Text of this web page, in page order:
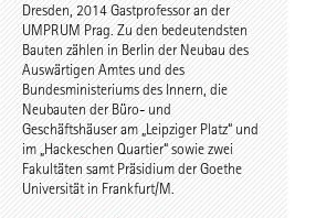
Robert Schmitz
Prof. Dr. Dr. E.h. Dr. h.c.
Werner Sobek
Dresden, 2014 Gastprofessor an der
UMPRUM Prag. Zu den bedeutendsten
Bauten zählen in Berlin der Neubau des
Auswärtigen Amtes und des
Bundesministeriums des Innern, die
Neubauten der Büro- und
Geschäftshäuser am „Leipziger Platz“ und
im „Hackeschen Quartier“ sowie zwei
Fakultäten samt Präsidium der Goethe
Universität in Frankfurt/M.